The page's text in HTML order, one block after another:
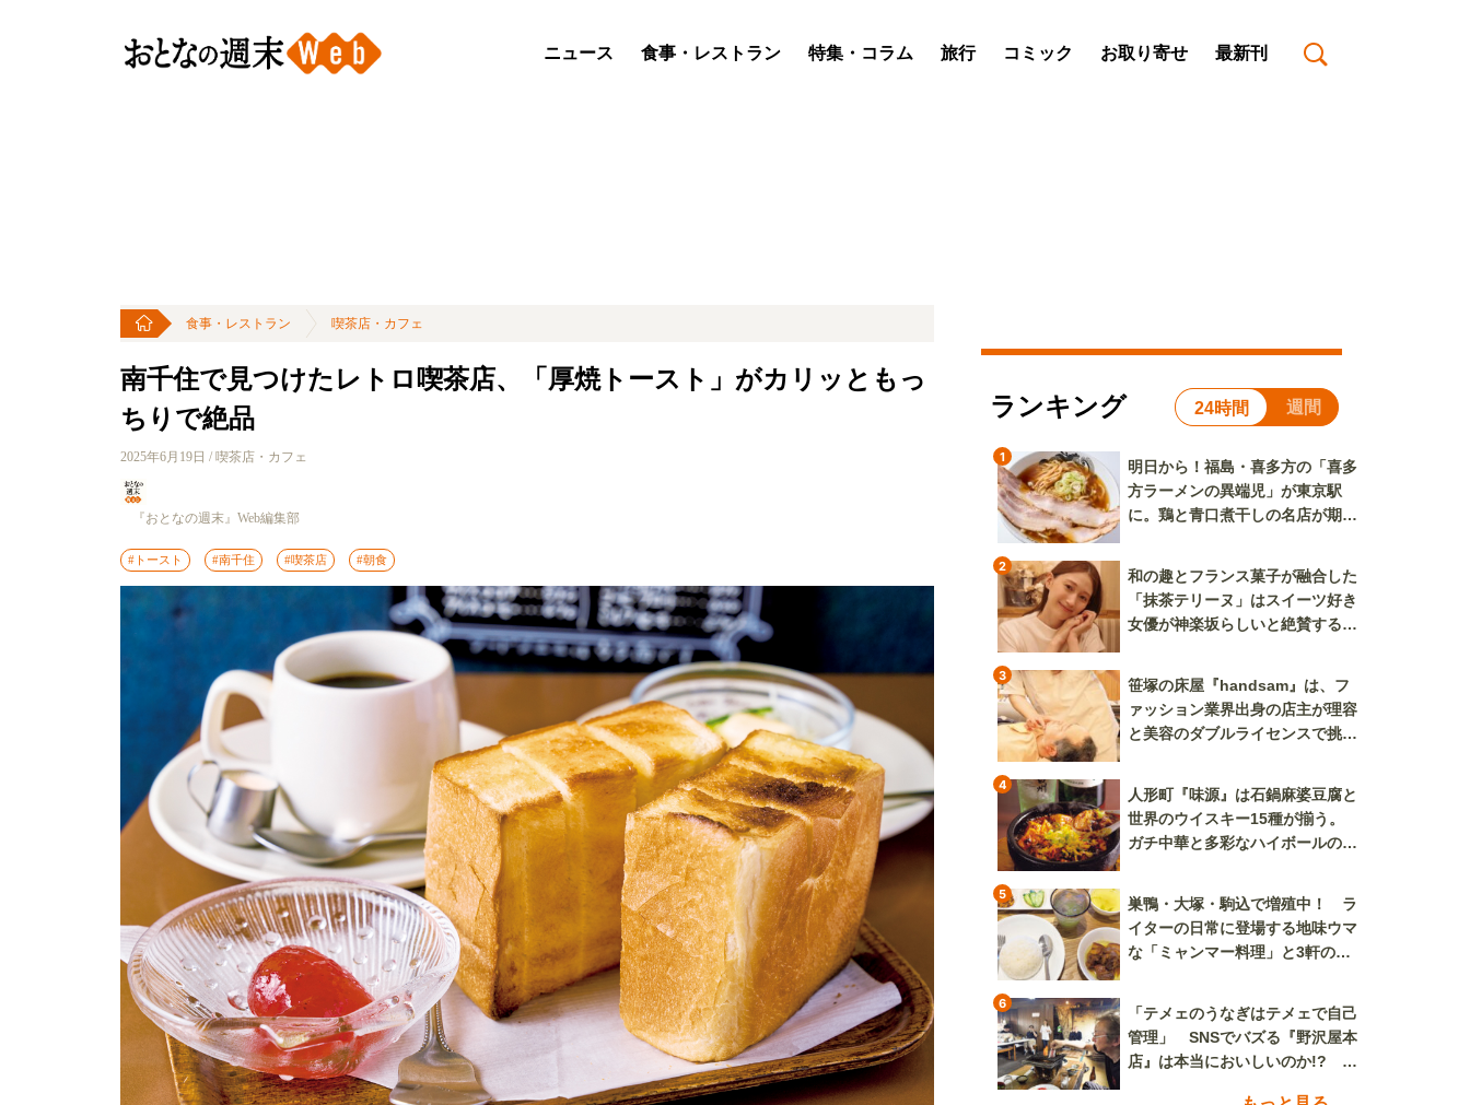
ニュース 食事・レストラン 特集・コラム 旅行 コミック お取り寄せ 最新刊
食事・レストラン 喫茶店・カフェ
南千住で見つけたレトロ喫茶店、「厚焼トースト」がカリッともっ
ちりで絶品
2025年6月19日 / 喫茶店・カフェ
『おとなの週末』Web編集部
#トースト #南千住 #喫茶店 #朝食
ランキング 24時間 週間
1
明日から！福島・喜多方の「喜多
方ラーメンの異端児」が東京駅
に。鶏と青口煮干しの名店が期間
2
和の趣とフランス菓子が融合した
「抹茶テリーヌ」はスイーツ好き
女優が神楽坂らしいと絶賛する逸
3
笹塚の床屋『handsam』は、フ
ァッション業界出身の店主が理容
と美容のダブルライセンスで挑む
4
人形町『味源』は石鍋麻婆豆腐と
世界のウイスキー15種が揃う。
ガチ中華と多彩なハイボールの組
5
巣鴨・大塚・駒込で増殖中！ ラ
イターの日常に登場する地味ウマ
な「ミャンマー料理」と3軒のニ
6
「テメェのうなぎはテメェで自己
管理」 SNSでバズる『野沢屋本
店』は本当においしいのか!? い